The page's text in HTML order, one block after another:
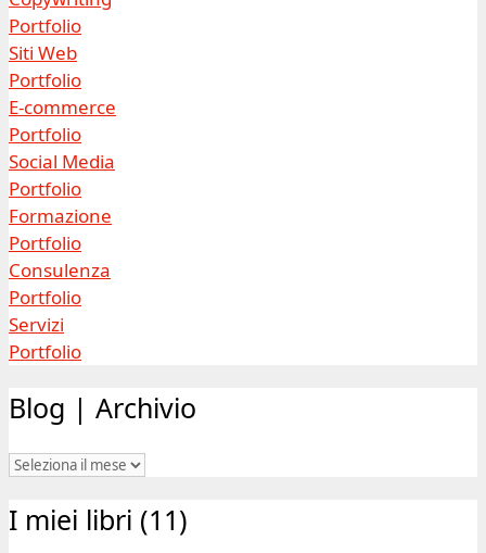
Portfolio
Siti Web
Portfolio
E-commerce
Portfolio
Social Media
Portfolio
Formazione
Portfolio
Consulenza
Portfolio
Servizi
Portfolio
Blog | Archivio
Blog
Archivio
I miei libri (11)